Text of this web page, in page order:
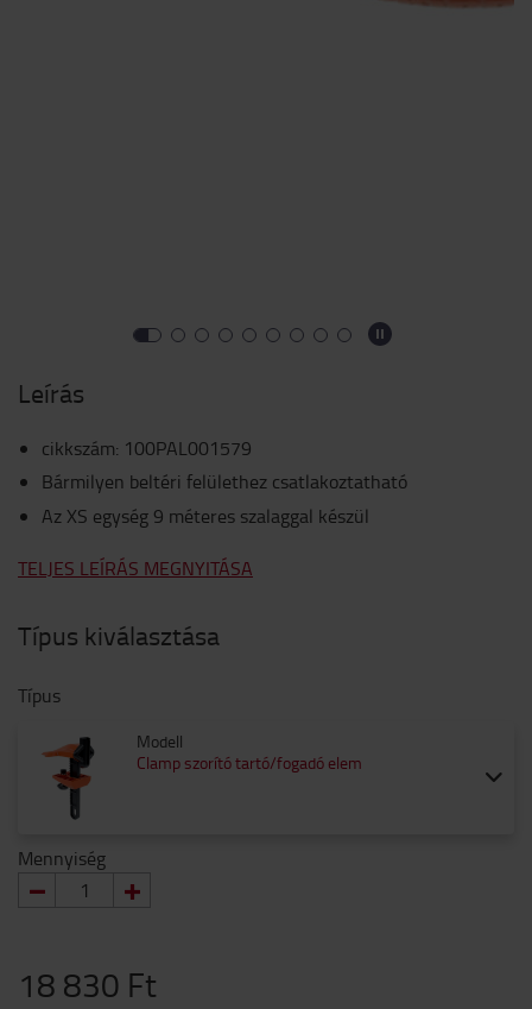
Leírás
cikkszám: 100PAL001579
Bármilyen beltéri felülethez csatlakoztatható
Az XS egység 9 méteres szalaggal készül
TELJES LEÍRÁS MEGNYITÁSA
Típus kiválasztása
Típus
Modell
Clamp szorító tartó/fogadó elem
Mennyiség
18 830 Ft